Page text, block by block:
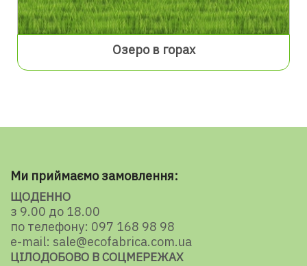
Озеро в горах
Ми приймаємо замовлення:
ЩОДЕННО
з 9.00 до 18.00
по телефону: 097 168 98 98
e-mail: sale@ecofabrica.com.ua
ЦІЛОДОБОВО В СОЦМЕРЕЖАХ